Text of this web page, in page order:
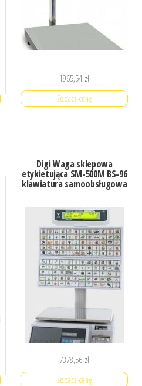
1965,54 zł
Zobacz cenę
Digi Waga sklepowa
etykietująca SM-500M BS-96
klawiatura samoobsługowa
7378,56 zł
Zobacz cenę